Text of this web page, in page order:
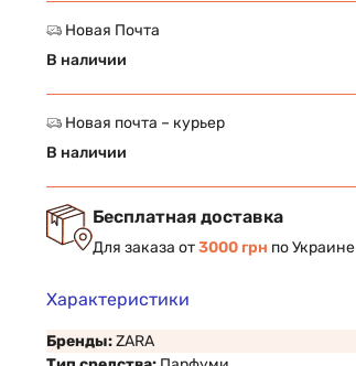
Новая Почта
В наличии
Новая почта – курьер
В наличии
Бесплатная доставка
Для заказа от3000 грн по Украине
Характеристики
Бренды:ZARA